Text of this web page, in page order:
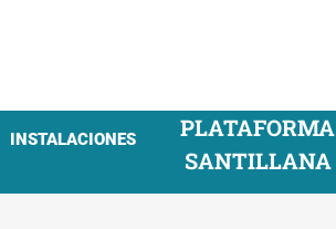
INSTALACIONES
PLATAFORMA
SANTILLANA